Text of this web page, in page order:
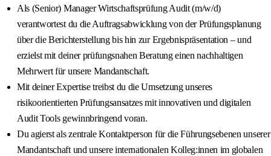
Als (Senior) Manager Wirtschaftsprüfung Audit (m/w/d)
verantwortest du die Auftragsabwicklung von der Prüfungsplanung
über die Berichterstellung bis hin zur Ergebnispräsentation – und
erzielst mit deiner prüfungsnahen Beratung einen nachhaltigen
Mehrwert für unsere Mandantschaft.
Mit deiner Expertise treibst du die Umsetzung unseres
risikoorientierten Prüfungsansatzes mit innovativen und digitalen
Audit Tools gewinnbringend voran.
Du agierst als zentrale Kontaktperson für die Führungsebenen unserer
Mandantschaft und unsere internationalen Kolleg:innen im globalen